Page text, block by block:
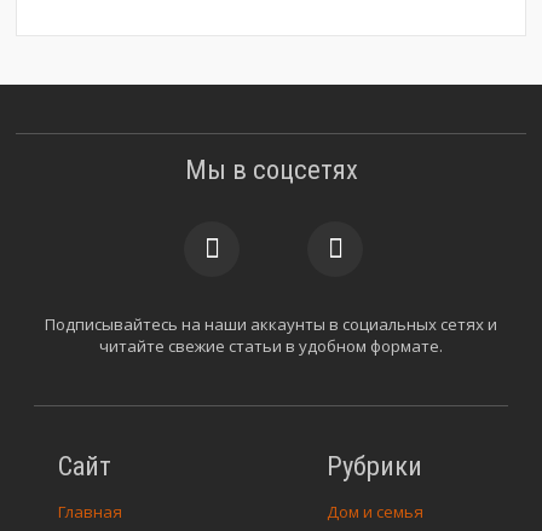
Сайт
Главная
Рубрики
Дом и семья
Мы в соцсетях
Подписывайтесь на наши аккаунты в социальных сетях и
читайте свежие статьи в удобном формате.